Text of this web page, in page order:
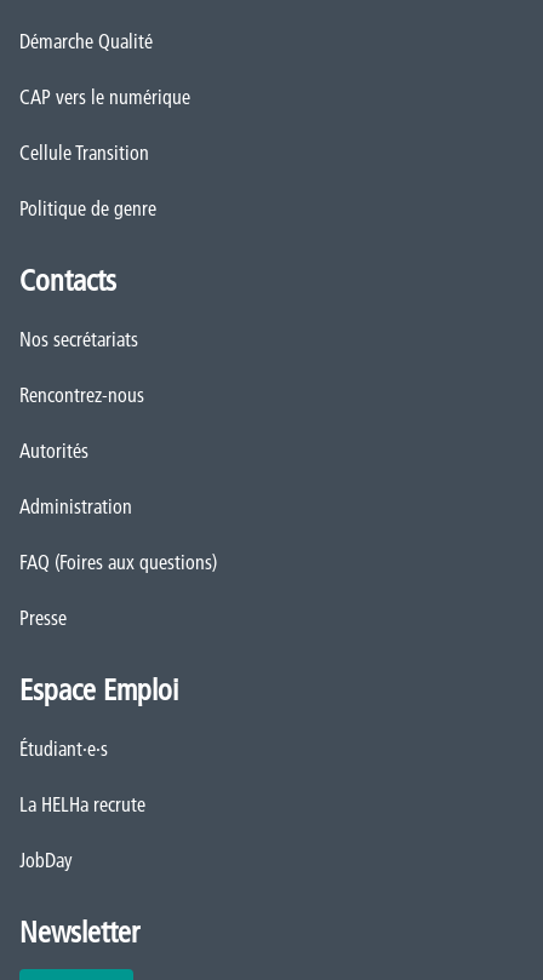
Démarche Qualité
CAP vers le numérique
Cellule Transition
Politique de genre
Contacts
Nos secrétariats
Rencontrez-nous
Autorités
Administration
FAQ (Foires aux questions)
Presse
Espace Emploi
Étudiant·e·s
La HELHa recrute
JobDay
Newsletter